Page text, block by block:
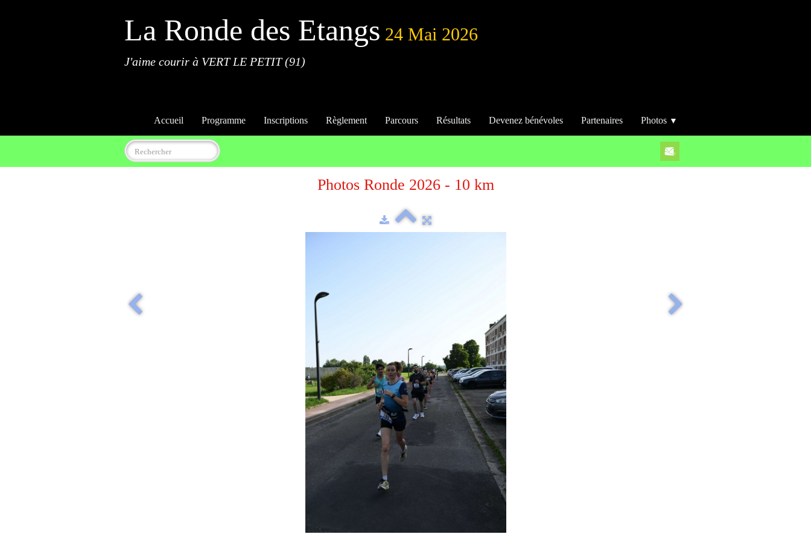
La Ronde des Etangs 24 Mai 2026
J'aime courir à VERT LE PETIT (91)
Accueil Programme Inscriptions Règlement Parcours Résultats Devenez bénévoles Partenaires Photos ▼
Photos Ronde 2026 - 10 km